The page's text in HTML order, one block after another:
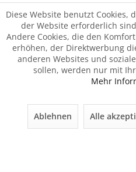
Diese Website benutzt Cookies,
der Website erforderlich
Andere Cookies, die den
erhöhen, der Direktwerbung
anderen Websites und
sollen, werden nur mit
Mehr
Ablehnen Alle